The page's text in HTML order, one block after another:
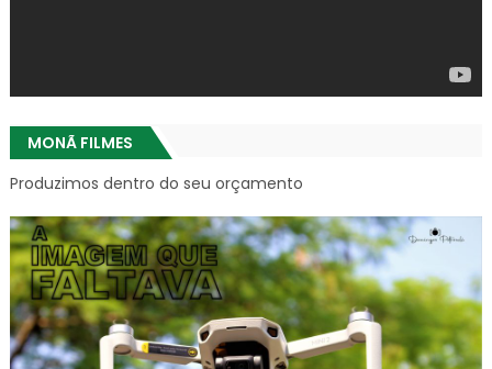
MONÃ FILMES
Produzimos dentro do seu orçamento